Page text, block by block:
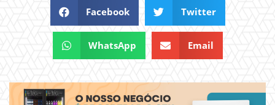
Facebook Twitter
WhatsApp Email